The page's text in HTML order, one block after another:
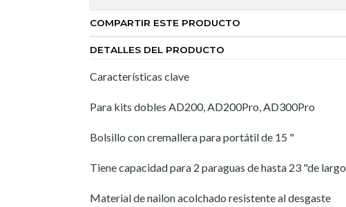
COMPARTIR ESTE PRODUCTO
DETALLES DEL PRODUCTO
Características clave
Para kits dobles AD200, AD200Pro, AD300Pro
Bolsillo con cremallera para portátil de 15 "
Tiene capacidad para 2 paraguas de hasta 23 "de largo
Material de nailon acolchado resistente al desgaste